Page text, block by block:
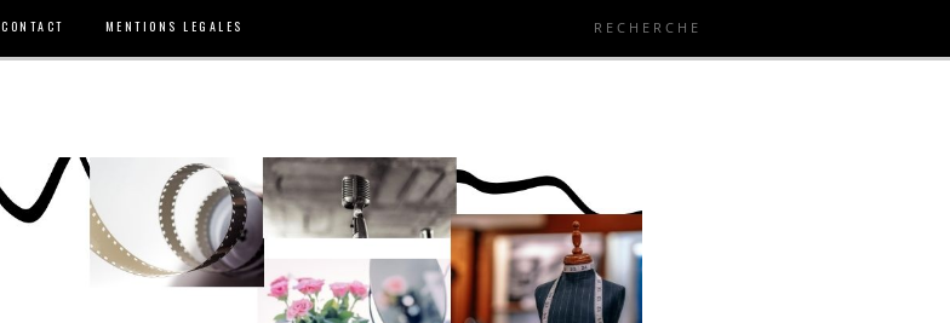
CONTACT MENTIONS LEGALES